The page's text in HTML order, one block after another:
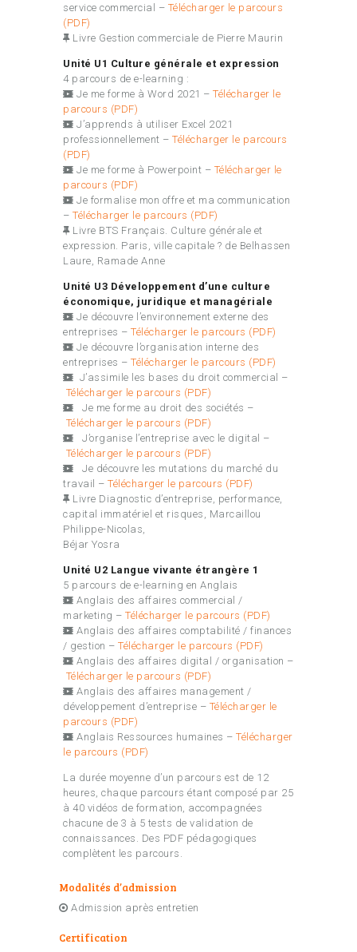
service commercial – Télécharger le parcours
(PDF)
Livre Gestion commerciale de Pierre Maurin
Unité U1 Culture générale et expression
4 parcours de e-learning :
Je me forme à Word 2021 – Télécharger le
parcours (PDF)
J’apprends à utiliser Excel 2021
professionnellement – Télécharger le parcours
(PDF)
Je me forme à Powerpoint – Télécharger le
parcours (PDF)
Je formalise mon offre et ma communication
– Télécharger le parcours (PDF)
Livre BTS Français. Culture générale et
expression. Paris, ville capitale ? de Belhassen
Laure, Ramade Anne
Unité U3 Développement d’une culture
économique, juridique et managériale
Je découvre l’environnement externe des
entreprises – Télécharger le parcours (PDF)
Je découvre l’organisation interne des
entreprises – Télécharger le parcours (PDF)
J’assimile les bases du droit commercial –
Télécharger le parcours (PDF)
Je me forme au droit des sociétés –
Télécharger le parcours (PDF)
J’organise l’entreprise avec le digital –
Télécharger le parcours (PDF)
Je découvre les mutations du marché du
travail – Télécharger le parcours (PDF)
Livre Diagnostic d’entreprise, performance,
capital immatériel et risques, Marcaillou
Philippe-Nicolas,
Béjar Yosra
Unité U2 Langue vivante étrangère 1
5 parcours de e-learning en Anglais
Anglais des affaires commercial /
marketing – Télécharger le parcours (PDF)
Anglais des affaires comptabilité / finances
/ gestion – Télécharger le parcours (PDF)
Anglais des affaires digital / organisation –
Télécharger le parcours (PDF)
Anglais des affaires management /
développement d’entreprise – Télécharger le
parcours (PDF)
Anglais Ressources humaines – Télécharger
le parcours (PDF)
La durée moyenne d’un parcours est de 12
heures, chaque parcours étant composé par 25
à 40 vidéos de formation, accompagnées
chacune de 3 à 5 tests de validation de
connaissances. Des PDF pédagogiques
complètent les parcours.
Modalités d’admission
Admission après entretien
Certification